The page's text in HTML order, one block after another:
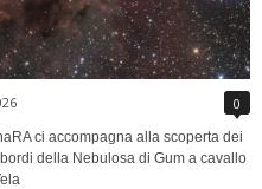
0
ci accompagna alla scoperta dei
della Nebulosa di Gum a cavallo